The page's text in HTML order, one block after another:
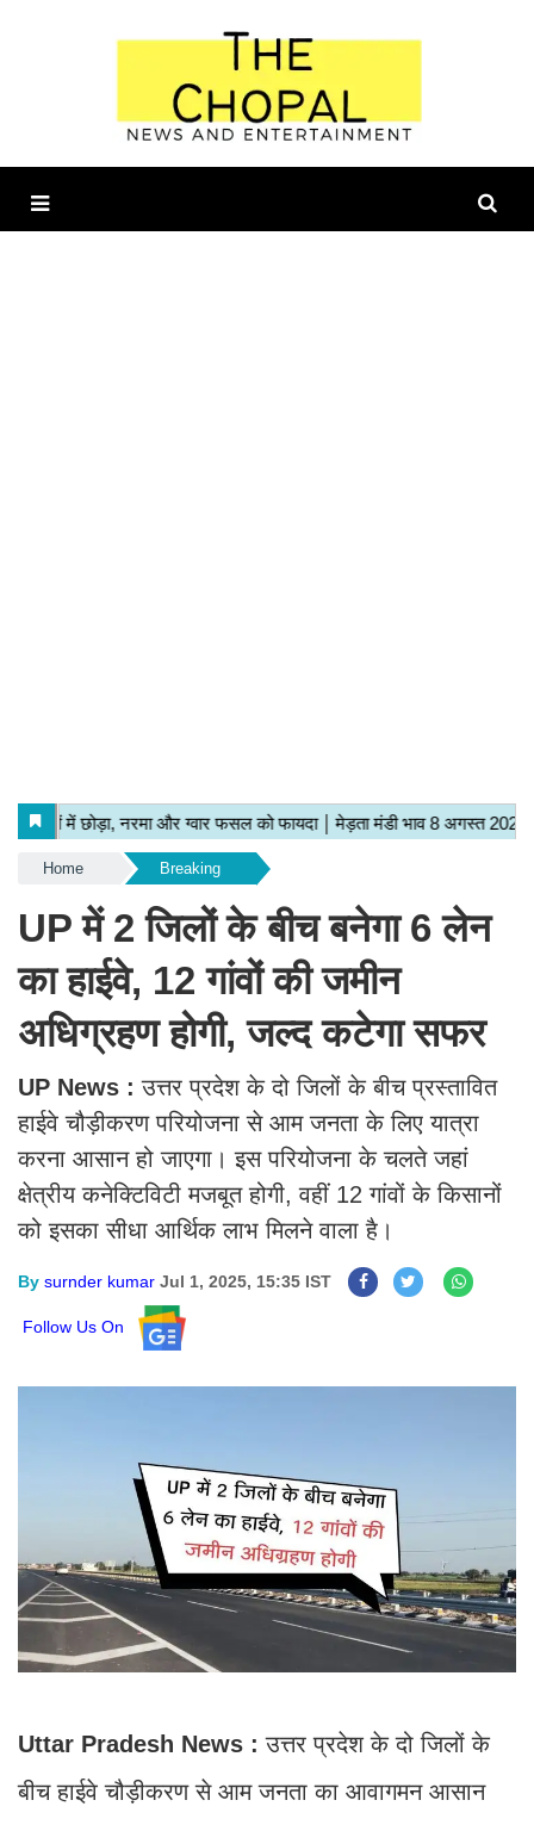
Home Breaking
UP में 2 जिलों के बीच बनेगा 6 लेन
का हाईवे, 12 गांवों की जमीन
अधिग्रहण होगी, जल्द कटेगा सफर
UP News :उत्तर प्रदेश के दो जिलों के बीच प्रस्तावित
हाईवे चौड़ीकरण परियोजना से आम जनता के लिए यात्रा
करना आसान हो जाएगा। इस परियोजना के चलते जहां
क्षेत्रीय कनेक्टिविटी मजबूत होगी, वहीं 12 गांवों के किसानों
को इसका सीधा आर्थिक लाभ मिलने वाला है।
By surnder kumar Jul 1, 2025, 15:35 IST
Follow Us On
Uttar Pradesh News : उत्तर प्रदेश के दो जिलों के
बीच हाईवे चौड़ीकरण से आम जनता का आवागमन आसान